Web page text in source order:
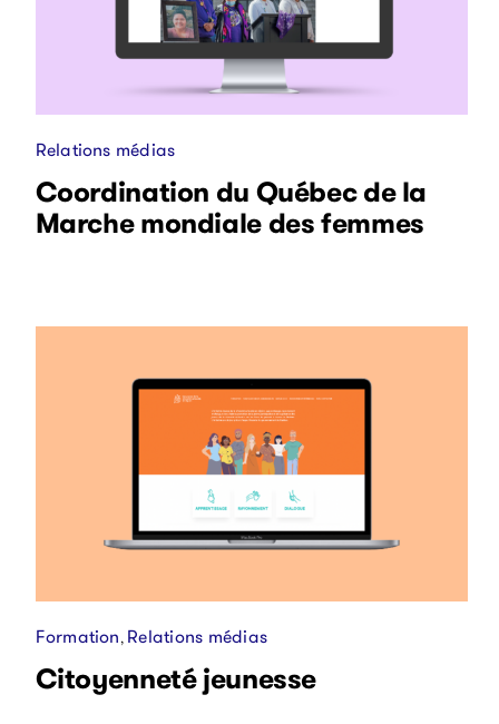
Coordination du Québec de la
Marche mondiale des femmes
Relations médias
Citoyenneté jeunesse
Formation, Relations médias